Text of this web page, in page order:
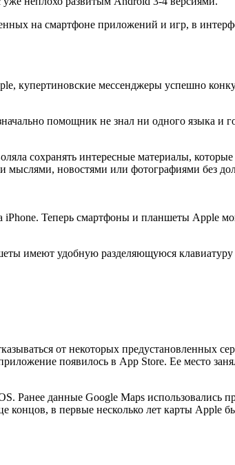
на смартфоне приложений и игр, в
купертиновские мессенджеры успешно
помощник не знал ни одного языка и
сохранять интересные материалы,
новостями или фотографиями без
Теперь смартфоны и планшеты Apple
имеют удобную разделяющуюся клавиатуру
от некоторых предустановленных
появилось в App Store. Ее место
Ранее данные Google Maps использовались
концов, в первые несколько лет карты Apple